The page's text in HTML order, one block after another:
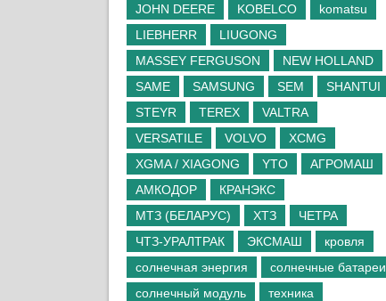
JOHN DEERE
KOBELCO
komatsu
LIEBHERR
LIUGONG
MASSEY FERGUSON
NEW HOLLAND
SAME
SAMSUNG SEM
SHANTUI
STEYR
TEREX
VALTRA
VERSATILE
VOLVO
XCMG
XGMA / XIAGONG
YTO
АГРОМАШ
АМКОДОР
КРАНЭКС
МТЗ (БЕЛАРУС)
ХТЗ
ЧЕТРА
ЧТЗ-УРАЛТРАК
ЭКСМАШ
кровля
солнечная энергия
солнечные батареи
солнечный модуль
техника